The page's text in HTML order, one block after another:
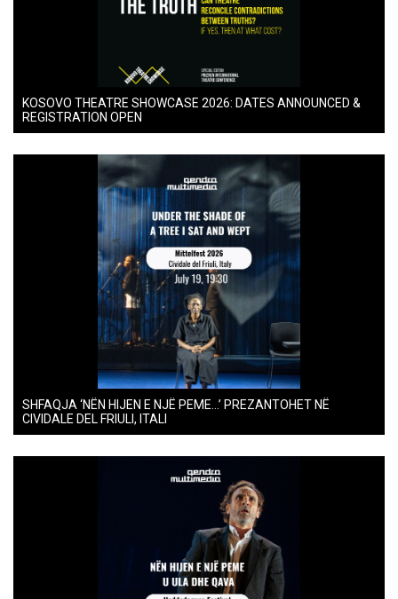
KOSOVO THEATRE SHOWCASE 2026: DATES ANNOUNCED &
REGISTRATION OPEN
SHFAQJA ‘NËN HIJEN E NJË PEME…’ PREZANTOHET NË
CIVIDALE DEL FRIULI, ITALI